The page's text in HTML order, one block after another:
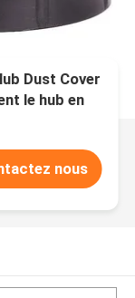
Dust Cover
le hub en
nous